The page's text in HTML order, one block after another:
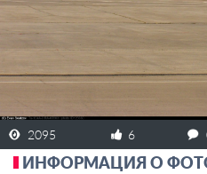
2095 6
ИНФОРМАЦИЯ О